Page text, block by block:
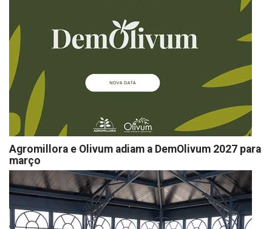
Agromillora e Olivum adiam a DemOlivum 2027 para
março